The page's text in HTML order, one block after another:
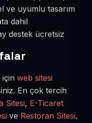
ve uyumlu tasarım
dahil
destek ücretsiz
web sitesi
En çok tercih
Sitesi, E-Ticaret
ve Restoran Sitesi.